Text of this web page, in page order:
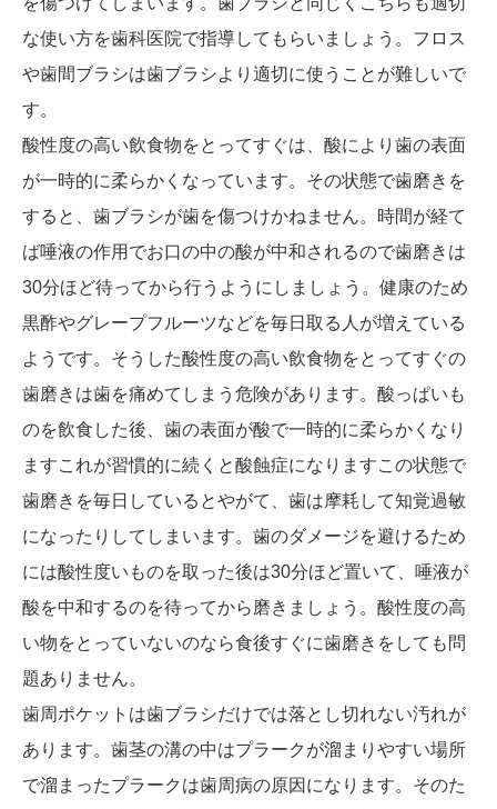
な使い方を歯科医院で指導してもらいましょう。フロス
や歯間ブラシは歯ブラシより適切に使うことが難しいで
す。
酸性度の高い飲食物をとってすぐは、酸により歯の表面
が一時的に柔らかくなっています。その状態で歯磨きを
すると、歯ブラシが歯を傷つけかねません。時間が経て
ば唾液の作用でお口の中の酸が中和されるので歯磨きは
30分ほど待ってから行うようにしましょう。健康のため
黒酢やグレープフルーツなどを毎日取る人が増えている
ようです。そうした酸性度の高い飲食物をとってすぐの
歯磨きは歯を痛めてしまう危険があります。酸っぱいも
のを飲食した後、歯の表面が酸で一時的に柔らかくなり
ますこれが習慣的に続くと酸蝕症になりますこの状態で
歯磨きを毎日しているとやがて、歯は摩耗して知覚過敏
になったりしてしまいます。歯のダメージを避けるため
には酸性度いものを取った後は30分ほど置いて、唾液が
酸を中和するのを待ってから磨きましょう。酸性度の高
い物をとっていないのなら食後すぐに歯磨きをしても問
題ありません。
歯周ポケットは歯ブラシだけでは落とし切れない汚れが
あります。歯茎の溝の中はプラークが溜まりやすい場所
で溜まったプラークは歯周病の原因になります。そのた